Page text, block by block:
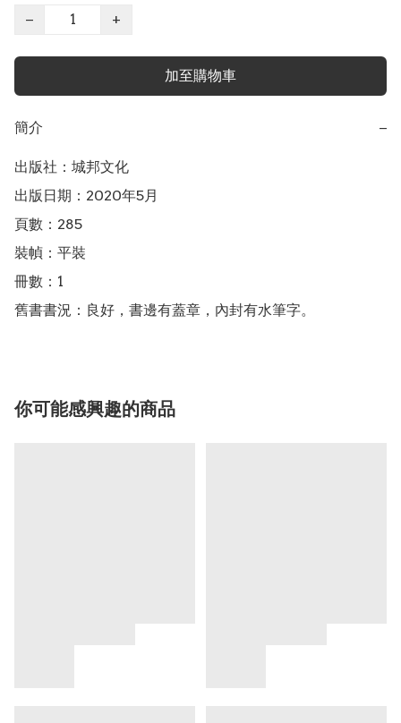
−
+
加至購物車
簡介 −
出版社：城邦文化
出版日期：2020年5月
頁數：285
裝幀：平裝
冊數：1
舊書書況：良好，書邊有蓋章，內封有水筆字。
你可能感興趣的商品